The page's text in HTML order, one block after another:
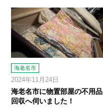
海老名市
2024年11月24日
海老名市に物置部屋の不用品
回収へ伺いました！